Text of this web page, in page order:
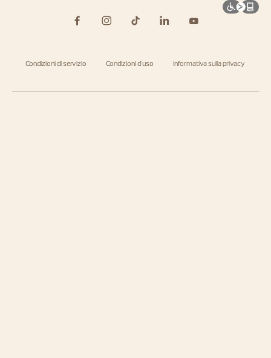
Condizioni di servizio Condizioni d'uso Informativa sulla privacy